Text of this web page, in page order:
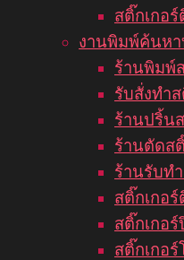
สติ๊กเกอ
งานพิมพ์ค้นห
ร้านพิมพ์
รับสั่งทำ
ร้านปริ้น
ร้านตัดส
ร้านรับท
สติ๊กเกอ
สติ๊กเกอ
สติ๊กเกอ